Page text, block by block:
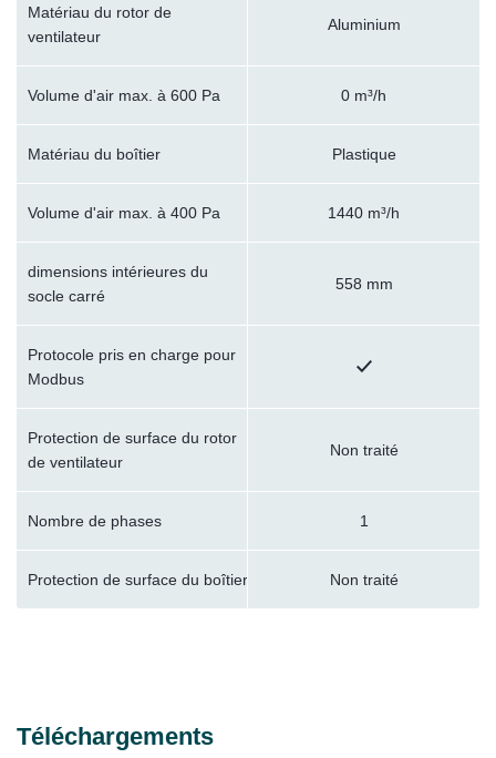
Matériau du rotor de
ventilateur
Aluminium
Volume d'air max. à 600 Pa 0 m³/h
Matériau du boîtier Plastique
Volume d'air max. à 400 Pa 1440 m³/h
dimensions intérieures du
socle carré
558 mm
Protocole pris en charge pour
Modbus
Protection de surface du rotor
de ventilateur
Non traité
Nombre de phases 1
Protection de surface du boîtier Non traité
Téléchargements